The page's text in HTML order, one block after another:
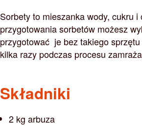
Sorbety to mieszanka wody, cukru
przygotowania sorbetów możesz
przygotować je bez takiego
kilka razy podczas procesu
Składniki
2 kg arbuza